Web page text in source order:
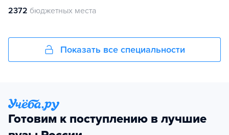
2372 бюджетных места
Показать все специальности
Готовим к поступлению в лучшие